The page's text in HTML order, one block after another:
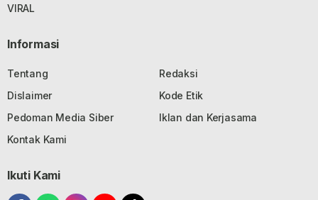
VIRAL
Informasi
Tentang
Redaksi
Dislaimer
Kode Etik
Pedoman Media Siber
Iklan dan Kerjasama
Kontak Kami
Ikuti Kami